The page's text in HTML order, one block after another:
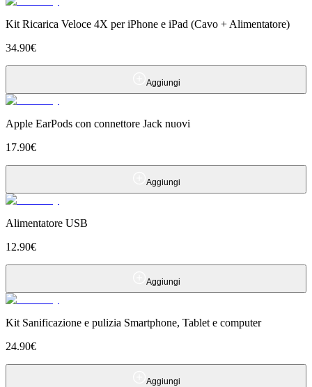
Kit Ricarica Veloce 4X per iPhone e iPad (Cavo + Alimentatore)
34.90€
Aggiungi
Apple EarPods con connettore Jack nuovi
17.90€
Aggiungi
Alimentatore USB
12.90€
Aggiungi
Kit Sanificazione e pulizia Smartphone, Tablet e computer
24.90€
Aggiungi